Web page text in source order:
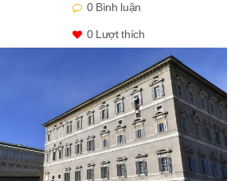
0 Bình luận
0Lượt thích